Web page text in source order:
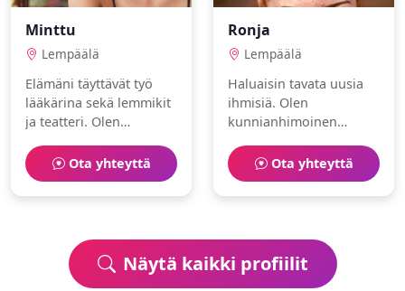
Minttu
Lempäälä
Elämäni täyttävät työ
lääkärina sekä lemmikit
ja teatteri. Olen
perhekeskeinen.
Ota yhteyttä
Ronja
Lempäälä
Haluaisin tavata uusia
ihmisiä. Olen
kunnianhimoinen
nauttii luonto ja
kirjoittaminen.
Ota yhteyttä
Näytä kaikki profiilit